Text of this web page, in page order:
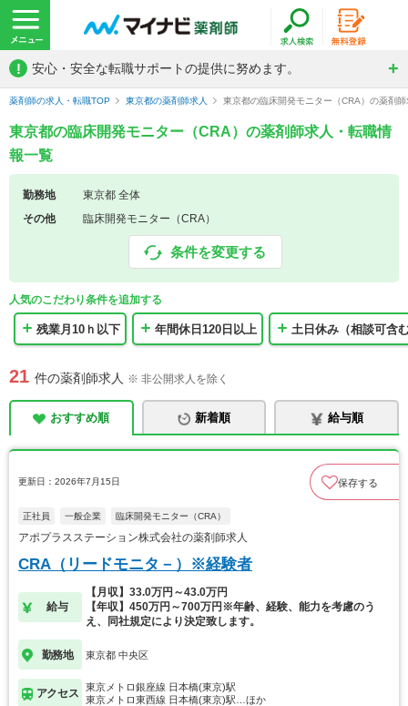
! 安心・安全な転職サポートの提供に努めます。
薬剤師の求人・転職TOP 東京都の薬剤師求人 東京都の臨床開発モニター（CRA）の薬剤
東京都の臨床開発モニター（CRA）の薬剤師求人・転職情
報一覧
勤務地
東京都 全体
その他
臨床開発モニター（CRA）
条件を変更する
人気のこだわり条件を追加する
残業月10ｈ以下 年間休日120日以上 土日休み（相談可含
21 件の薬剤師求人 ※ 非公開求人を除く
おすすめ順 新着順 給与順
更新日：2026年7月15日 保存する
正社員 一般企業 臨床開発モニター（CRA）
アポプラスステーション株式会社の薬剤師求人
CRA（リードモニタ－）※経験者
給与
【月収】33.0万円～43.0万円
【年収】450万円～700万円※年齢、経験、能力を考慮のう
え、同社規定により決定致します。
勤務地 東京都 中央区
アクセス
東京メトロ銀座線 日本橋(東京)駅
東京メトロ東西線 日本橋(東京)駅…ほか